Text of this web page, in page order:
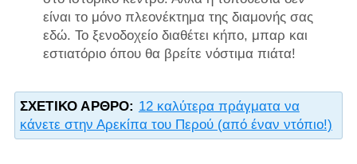
είναι το μόνο πλεονέκτημα της διαμονής σας
εδώ. Το ξενοδοχείο διαθέτει κήπο, μπαρ και
εστιατόριο όπου θα βρείτε νόστιμα πιάτα!
ΣΧΕΤΙΚΌ ΆΡΘΡΟ: 12 καλύτερα πράγματα να
κάνετε στην Αρεκίπα του Περού (από έναν ντόπιο!)